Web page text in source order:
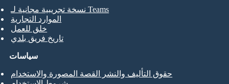
نسخة تجريبية مجانية لـ Teams
الموارد التجارية
خلق للعمل
تاريخ فريق بلدي
سياسات
حقوق التأليف والنشر القصة المصورة والاستخدام